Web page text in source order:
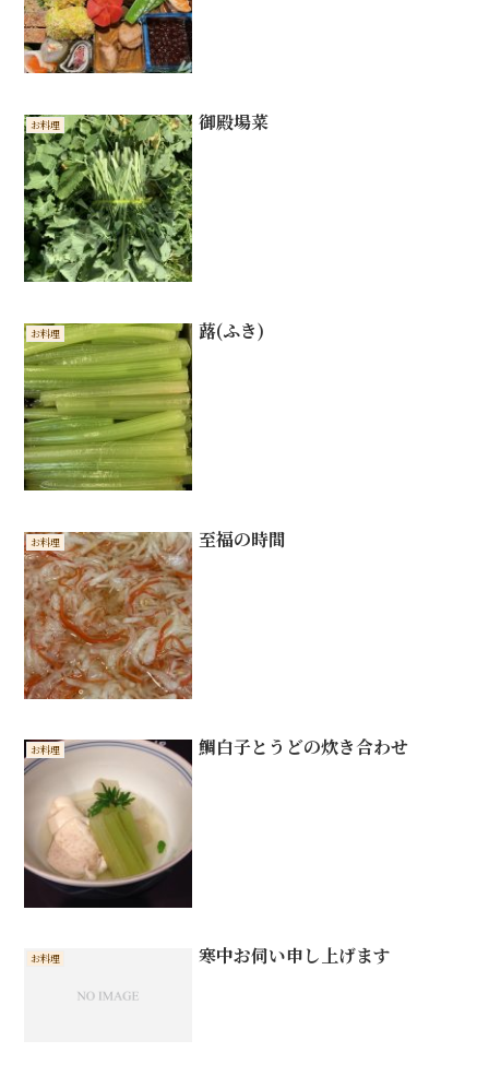
お料理 御殿場菜
お料理 蕗(ふき)
お料理 至福の時間
お料理 鯛白子とうどの炊き合わせ
お料理 寒中お伺い申し上げます